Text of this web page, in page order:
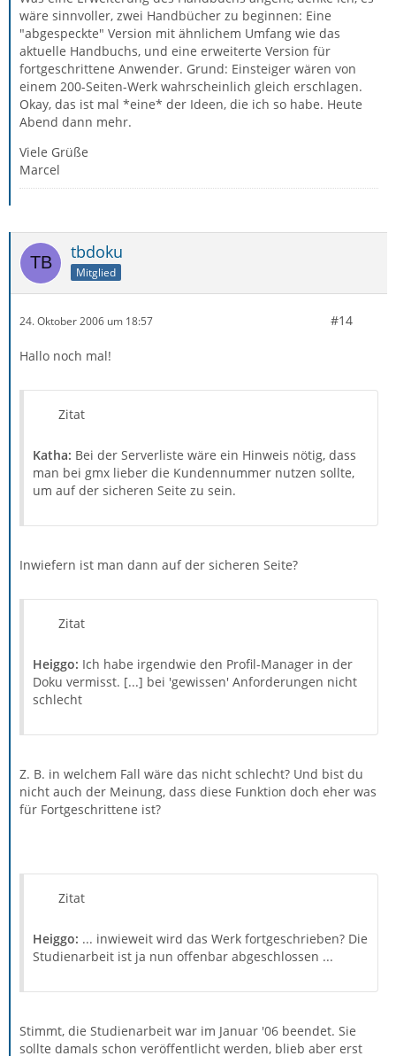
wäre sinnvoller, zwei Handbücher zu beginnen: Eine
"abgespeckte" Version mit ähnlichem Umfang wie das
aktuelle Handbuchs, und eine erweiterte Version für
fortgeschrittene Anwender. Grund: Einsteiger wären von
einem 200-Seiten-Werk wahrscheinlich gleich erschlagen.
Okay, das ist mal *eine* der Ideen, die ich so habe. Heute
Abend dann mehr.
Viele Grüße
Marcel
tbdoku
Mitglied
24. Oktober 2006 um 18:57 #14
Hallo noch mal!
Zitat
Katha: Bei der Serverliste wäre ein Hinweis nötig, dass
man bei gmx lieber die Kundennummer nutzen sollte,
um auf der sicheren Seite zu sein.
Inwiefern ist man dann auf der sicheren Seite?
Zitat
Heiggo: Ich habe irgendwie den Profil-Manager in der
Doku vermisst. [...] bei 'gewissen' Anforderungen nicht
schlecht
Z. B. in welchem Fall wäre das nicht schlecht? Und bist du
nicht auch der Meinung, dass diese Funktion doch eher was
für Fortgeschrittene ist?
Zitat
Heiggo: ... inwieweit wird das Werk fortgeschrieben? Die
Studienarbeit ist ja nun offenbar abgeschlossen ...
Stimmt, die Studienarbeit war im Januar '06 beendet. Sie
sollte damals schon veröffentlicht werden, blieb aber erst